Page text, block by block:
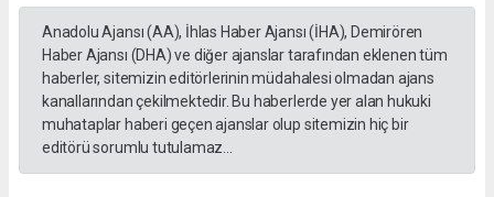
Anadolu Ajansı (AA), İhlas Haber Ajansı (İHA), Demirören
Haber Ajansı (DHA) ve diğer ajanslar tarafından eklenen tüm
haberler, sitemizin editörlerinin müdahalesi olmadan ajans
kanallarından çekilmektedir. Bu haberlerde yer alan hukuki
muhataplar haberi geçen ajanslar olup sitemizin hiç bir
editörü sorumlu tutulamaz...